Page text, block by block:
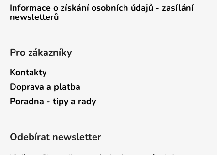
Informace o získání osobních údajů - zasílání
newsletterů
Pro zákazníky
Kontakty
Doprava a platba
Poradna - tipy a rady
Odebírat newsletter